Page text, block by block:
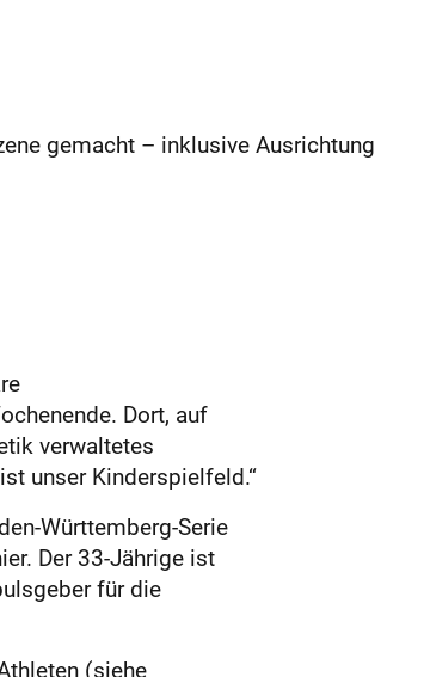
gemacht – inklusive Ausrichtung
Dort, auf
verwaltetes
unser Kinderspielfeld.“
Württemberg-Serie
Der 33-Jährige ist
für die
(siehe